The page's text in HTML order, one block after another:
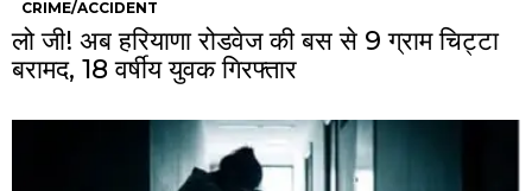
CRIME/ACCIDENT
लो जी! अब हरियाणा रोडवेज की बस से 9 ग्राम चिट्टा
बरामद, 18 वर्षीय युवक गिरफ्तार